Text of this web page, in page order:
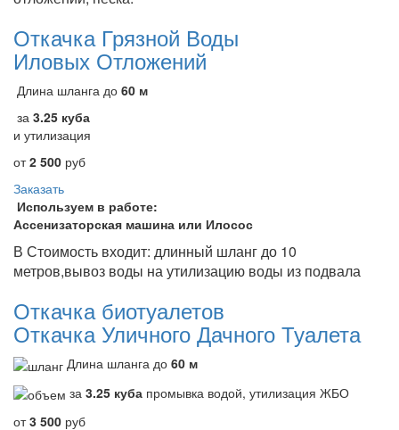
Откачка Грязной Воды
Иловых Отложений
Длина шланга до 60 м
за 3.25 куба
и утилизация
от2 500 руб
Заказать
Используем в работе:
Ассенизаторская машина или Илосос
В Стоимость входит: длинный шланг до 10
метров,вывоз воды на утилизацию воды из подвала
Откачка биотуалетов
Откачка Уличного Дачного Туалета
Длина шланга до 60 м
за 3.25 куба промывка водой, утилизация ЖБО
от3 500 руб